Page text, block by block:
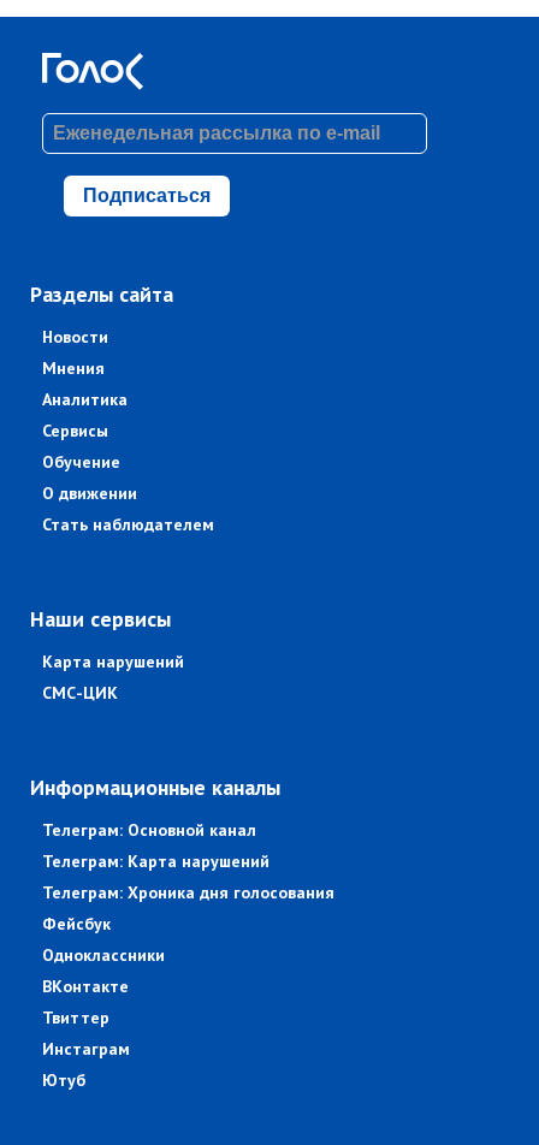
Подписаться
Разделы сайта
Новости
Мнения
Аналитика
Сервисы
Обучение
О движении
Стать наблюдателем
Наши сервисы
Карта нарушений
СМС-ЦИК
Информационные каналы
Телеграм: Основной канал
Телеграм: Карта нарушений
Телеграм: Хроника дня голосования
Фейсбук
Одноклассники
ВКонтакте
Твиттер
Инстаграм
Ютуб